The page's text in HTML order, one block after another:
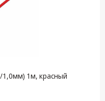
1,0мм) 1м, красный